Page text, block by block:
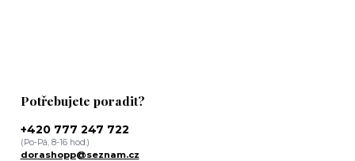
Potřebujete poradit?
+420 777 247 722
(Po-Pá, 8-16 hod.)
dorashopp@seznam.cz